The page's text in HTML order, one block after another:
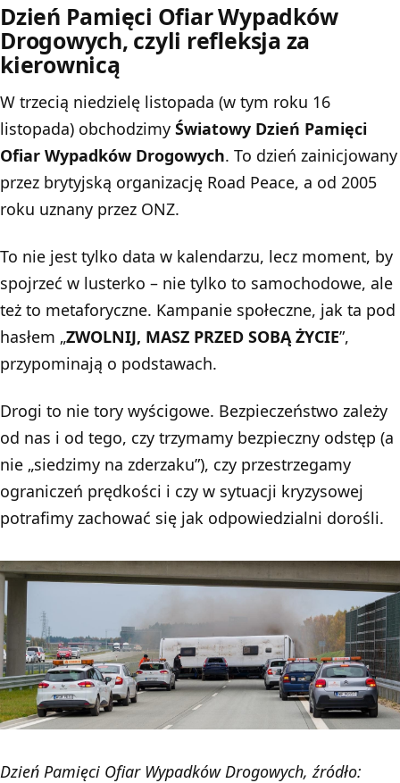
Dzień Pamięci Ofiar Wypadków
Drogowych, czyli refleksja za
kierownicą
W trzecią niedzielę listopada (w tym roku 16
listopada) obchodzimy Światowy Dzień Pamięci
Ofiar Wypadków Drogowych. To dzień zainicjowany
przez brytyjską organizację Road Peace, a od 2005
roku uznany przez ONZ.
To nie jest tylko data w kalendarzu, lecz moment, by
spojrzeć w lusterko – nie tylko to samochodowe, ale
też to metaforyczne. Kampanie społeczne, jak ta pod
hasłem „ZWOLNIJ, MASZ PRZED SOBĄ ŻYCIE”,
przypominają o podstawach.
Drogi to nie tory wyścigowe. Bezpieczeństwo zależy
od nas i od tego, czy trzymamy bezpieczny odstęp (a
nie „siedzimy na zderzaku”), czy przestrzegamy
ograniczeń prędkości i czy w sytuacji kryzysowej
potrafimy zachować się jak odpowiedzialni dorośli.
Dzień Pamięci Ofiar Wypadków Drogowych, źródło: